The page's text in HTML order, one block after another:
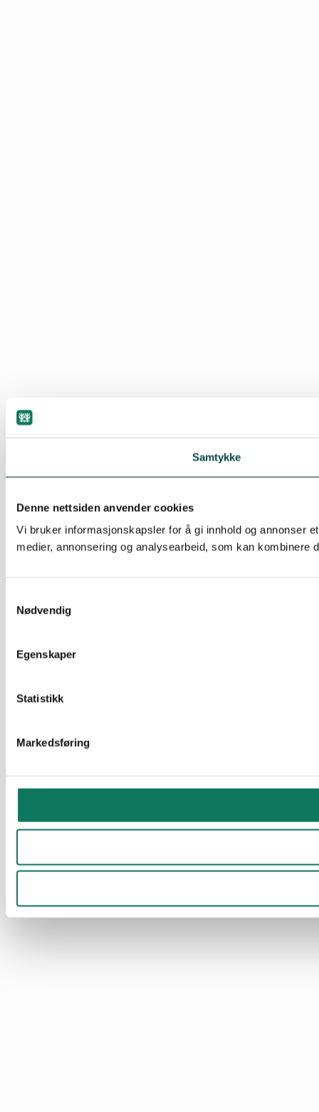
Samtykke
Denne nettsiden anvender cookies
Vi bruker informasjonskapsler for å gi innhold og annonser
medier, annonsering og analysearbeid, som kan
Nødvendig
Egenskaper
Statistikk
Markedsføring